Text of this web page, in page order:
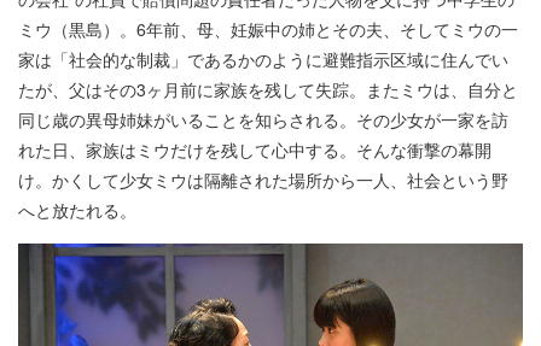
ミウ（黒島）。6年前、母、妊娠中の姉とその夫、そしてミウの一
家は「社会的な制裁」であるかのように避難指示区域に住んでい
たが、父はその3ヶ月前に家族を残して失踪。またミウは、自分と
同じ歳の異母姉妹がいることを知らされる。その少女が一家を訪
れた日、家族はミウだけを残して心中する。そんな衝撃の幕開
け。かくして少女ミウは隔離された場所から一人、社会という野
へと放たれる。